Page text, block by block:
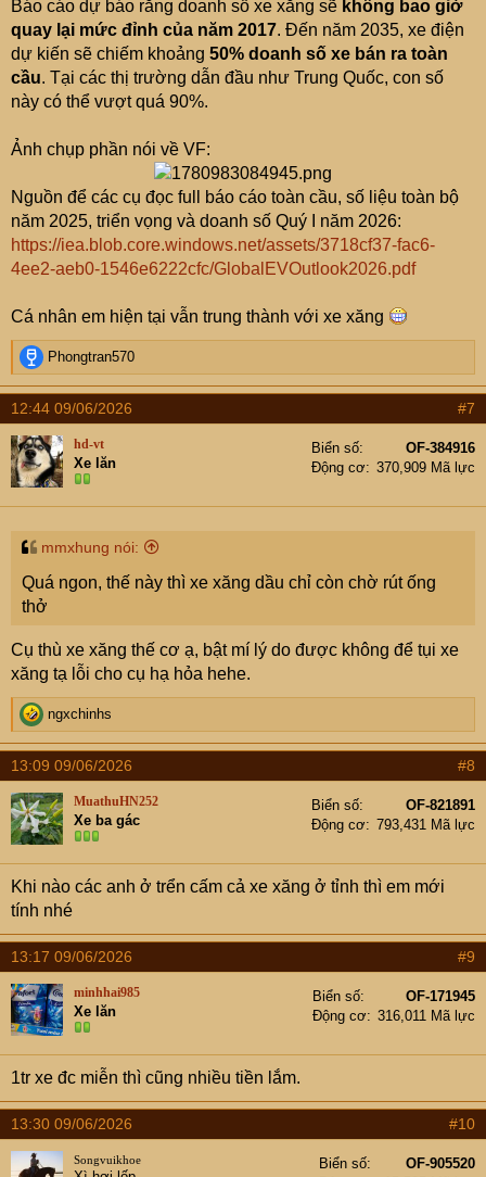
Báo cáo dự báo rằng doanh số xe xăng sẽ không bao giờ
quay lại mức đỉnh của năm 2017. Đến năm 2035, xe điện
dự kiến sẽ chiếm khoảng 50% doanh số xe bán ra toàn
cầu. Tại các thị trường dẫn đầu như Trung Quốc, con số
này có thể vượt quá 90%.
Ảnh chụp phần nói về VF:
Nguồn để các cụ đọc full báo cáo toàn cầu, số liệu toàn bộ
năm 2025, triển vọng và doanh số Quý I năm 2026:
https://iea.blob.core.windows.net/assets/3718cf37-fac6-
4ee2-aeb0-1546e6222cfc/GlobalEVOutlook2026.pdf
Cá nhân em hiện tại vẫn trung thành với xe xăng
R
e
a
c
t
i
o
n
s
Phongtran570
12:44 09/06/2026 #7
hd-vt
Xe lăn
Biển số
OF-384916
Động cơ
370,909 Mã lực
mmxhung nói:
Quá ngon, thế này thì xe xăng dầu chỉ còn chờ rút ống
thở
Cụ thù xe xăng thế cơ ạ, bật mí lý do được không để tụi xe
xăng tạ lỗi cho cụ hạ hỏa hehe.
R
e
a
c
t
i
o
n
s
:
ngxchinhs
13:09 09/06/2026 #8
MuathuHN252
Xe ba gác
Biển số
OF-821891
Động cơ
793,431 Mã lực
Khi nào các anh ở trển cấm cả xe xăng ở tỉnh thì em mới
tính nhé
13:17 09/06/2026 #9
minhhai985
Xe lăn
Biển số
OF-171945
Động cơ
316,011 Mã lực
1tr xe đc miễn thì cũng nhiều tiền lắm.
13:30 09/06/2026 #10
Songvuikhoe Biển số
OF-905520